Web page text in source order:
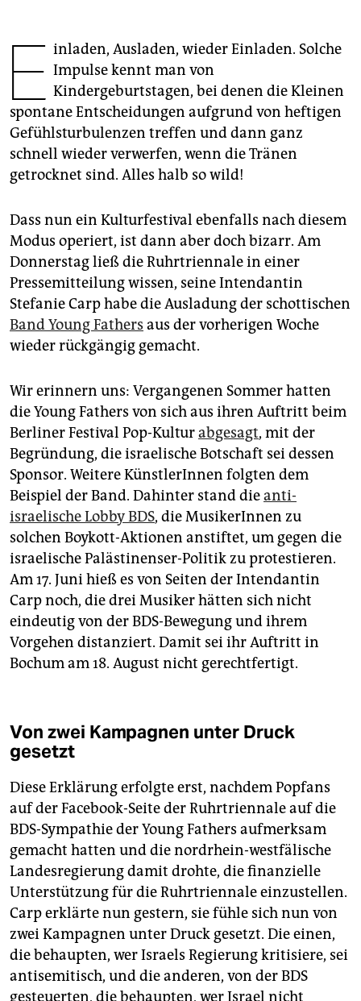
abo
genossenschaft
epaper login
E inladen, Ausladen, wieder Einladen. Solche
Impulse kennt man von
Kindergeburtstagen, bei denen die Kleinen
spontane Entscheidungen aufgrund von heftigen
Gefühlsturbulenzen treffen und dann ganz
schnell wieder verwerfen, wenn die Tränen
getrocknet sind. Alles halb so wild!
Dass nun ein Kulturfestival ebenfalls nach diesem
Modus operiert, ist dann aber doch bizarr. Am
Donnerstag ließ die Ruhrtriennale in einer
Pressemitteilung wissen, seine Intendantin
Stefanie Carp habe die Ausladung der schottischen
Band Young Fathers aus der vorherigen Woche
wieder rückgängig gemacht.
Wir erinnern uns: Vergangenen Sommer hatten
die Young Fathers von sich aus ihren Auftritt beim
Berliner Festival Pop-Kulturabgesagt, mit der
Begründung, die israelische Botschaft sei dessen
Sponsor. Weitere KünstlerInnen folgten dem
Beispiel der Band. Dahinter stand dieanti-
israelische Lobby BDS, die MusikerInnen zu
solchen Boykott-Aktionen anstiftet, um gegen die
israelische Palästinenser-Politik zu protestieren.
Am 17. Juni hieß es von Seiten der Intendantin
Carp noch, die drei Musiker hätten sich nicht
eindeutig von der BDS-Bewegung und ihrem
Vorgehen distanziert. Damit sei ihr Auftritt in
Bochum am 18. August nicht gerechtfertigt.
Von zwei Kampagnen unter Druck
gesetzt
Diese Erklärung erfolgte erst, nachdem Popfans
auf der Facebook-Seite der Ruhrtriennale auf die
BDS-Sympathie der Young Fathers aufmerksam
gemacht hatten und die nordrhein-westfälische
Landesregierung damit drohte, die finanzielle
Unterstützung für die Ruhrtriennale einzustellen.
Carp erklärte nun gestern, sie fühle sich nun von
zwei Kampagnen unter Druck gesetzt. Die einen,
die behaupten, wer Israels Regierung kritisiere, sei
antisemitisch, und die anderen, von der BDS
gesteuerten, die behaupten, wer Israel nicht